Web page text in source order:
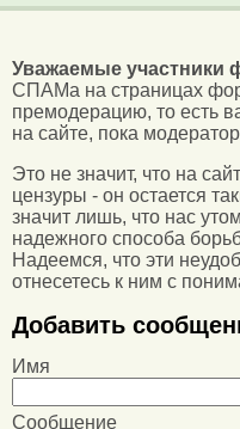
Уважаемые участники
СПАМа на страницах
премодерацию, то есть
на сайте, пока
Это не значит, что на
цензуры - он остается
значит лишь, что нас
надежного способа
Надеемся, что эти
отнесетесь к ним с
Добавить
Имя
Сообщение